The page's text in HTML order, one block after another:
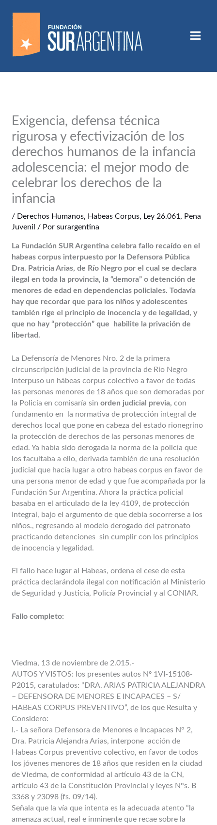
contenido
Exigencia, defensa técnica
rigurosa y efectivización de los
derechos humanos de la infancia
adolescencia: el mejor modo de
celebrar los derechos de la
infancia
/ Derechos Humanos, Habeas Corpus, Ley 26.061, Pena
Juvenil
/ Por surargentina
La Fundación SUR Argentina celebra fallo recaído en el
habeas corpus interpuesto por la Defensora Pública
Dra. Patricia Arias, de Río Negro por el cual se declara
ilegal en toda la provincia, la “demora” o detención de
menores de edad en dependencias policiales. Todavía
hay que recordar que para los niños y adolescentes
también rige el principio de inocencia y de legalidad, y
que no hay “protección” que habilite la privación de
libertad.
La Defensoría de Menores Nro. 2 de la primera
circunscripción judicial de la provincia de Río Negro
interpuso un hábeas corpus colectivo a favor de todas
las personas menores de 18 años que son demoradas por
la Policía en comisaría sin orden judicial previa, con
fundamento en la normativa de protección integral de
derechos local que pone en cabeza del estado rionegrino
la protección de derechos de las personas menores de
edad. Ya había sido derogada la norma de la policía que
los facultaba a ello, derivada también de una resolución
judicial que hacía lugar a otro habeas corpus en favor de
una persona menor de edad y que fue acompañada por la
Fundación Sur Argentina. Ahora la práctica policial
basaba en el articulado de la ley 4109, de protección
Integral, bajo el argumento de que debía socorrerse a los
niños., regresando al modelo derogado del patronato
practicando detenciones sin cumplir con los principios
de inocencia y legalidad.
El fallo hace lugar al Habeas, ordena el cese de esta
práctica declarándola ilegal con notificación al Ministerio
de Seguridad y Justicia, Policía Provincial y al CONIAR.
Fallo completo:
Viedma, 13 de noviembre de 2.015.-
AUTOS Y VISTOS: los presentes autos Nº 1VI-15108-
P2015, caratulados: “DRA. ARIAS PATRICIA ALEJANDRA
– DEFENSORA DE MENORES E INCAPACES – S/
HABEAS CORPUS PREVENTIVO”, de los que Resulta y
Considero:
I.- La señora Defensora de Menores e Incapaces N° 2,
Dra. Patricia Alejandra Arias, interpone acción de
Habeas Corpus preventivo colectivo, en favor de todos
los jóvenes menores de 18 años que residen en la ciudad
de Viedma, de conformidad al artículo 43 de la CN,
artículo 43 de la Constitución Provincial y leyes N°s. B
3368 y 23098 (fs. 09/14).
Señala que la vía que intenta es la adecuada atento “la
amenaza actual, real e inminente que recae sobre la